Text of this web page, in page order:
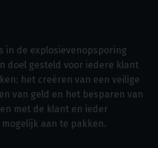
in de explosievenopsporing
doel gesteld voor iedere klant
het creëren van een veilige
van geld en het besparen van
met de klant en ieder
aan te pakken.